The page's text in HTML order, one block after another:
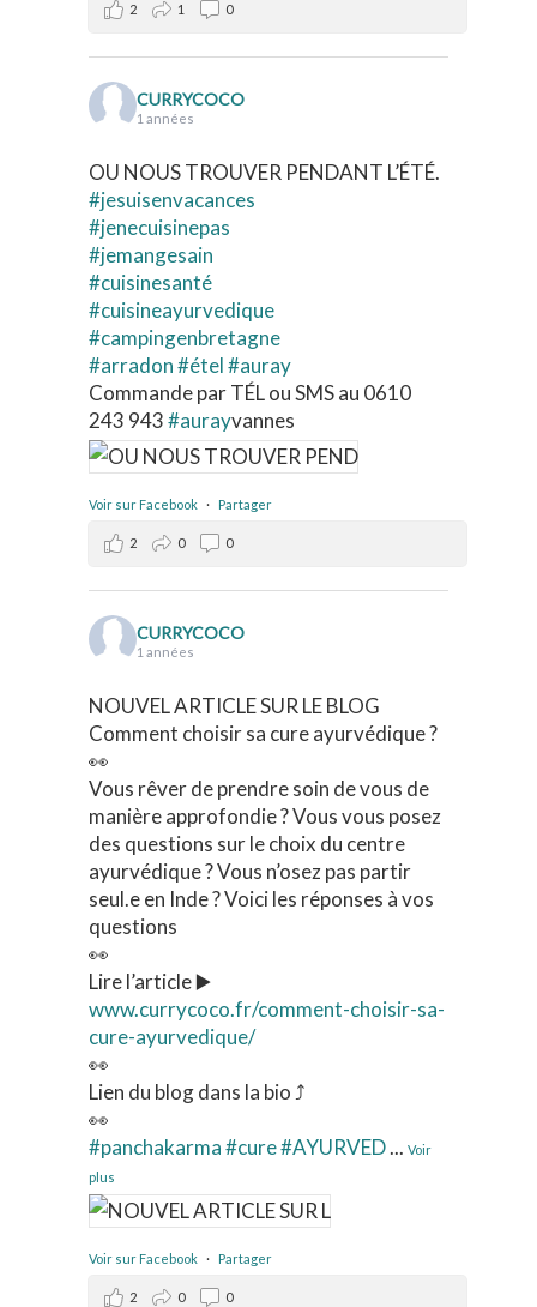
2 1 0
CURRYCOCO
1 années
OU NOUS TROUVER PENDANT L’ÉTÉ.
#jesuisenvacances
#jenecuisinepas
#jemangesain
#cuisinesanté
#cuisineayurvedique
#campingenbretagne
#arradon#étel#auray
Commande par TÉL ou SMS au 0610
243 943#aurayvannes
Voir sur Facebook · Partager
2 0 0
CURRYCOCO
1 années
NOUVEL ARTICLE SUR LE BLOG
Comment choisir sa cure ayurvédique ?
👀
Vous rêver de prendre soin de vous de
manière approfondie ? Vous vous posez
des questions sur le choix du centre
ayurvédique ? Vous n’osez pas partir
seul.e en Inde ? Voici les réponses à vos
questions
👀
Lire l’article ▶️
www.currycoco.fr/comment-choisir-sa-
cure-ayurvedique/
👀
Lien du blog dans la bio ⤴️
👀
#panchakarma#cure#AYURVED... Voir
plus
Voir sur Facebook · Partager
2 0 0